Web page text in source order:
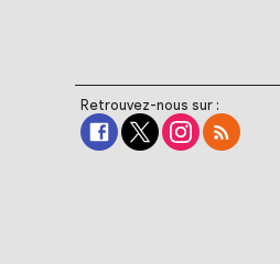
Retrouvez-nous sur :